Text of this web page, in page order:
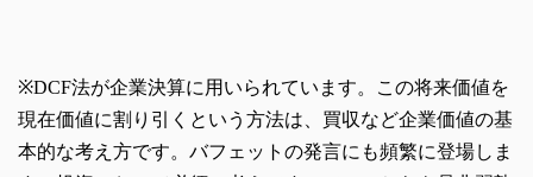
※DCF法が企業決算に用いられています。この将来価値を
現在価値に割り引くという方法は、買収など企業価値の基
本的な考え方です。バフェットの発言にも頻繁に登場しま